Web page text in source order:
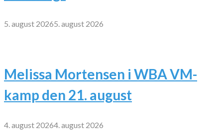
5. august 20265. august 2026
Melissa Mortensen i WBA VM-
kamp den 21. august
4. august 20264. august 2026